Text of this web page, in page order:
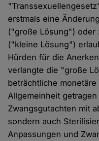
erstmals eine
("große Lösung") oder
("kleine Lösung")
Hürden für die
verlangte die "große
beträchtliche
Allgemeinheit
Zwangsgutachten mit
sondern auch
Anpassungen und